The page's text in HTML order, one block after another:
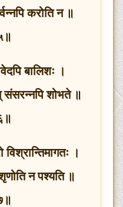
करोति न ॥
बालिशः ।
संसरन्नपि शोभते ॥
विश्रान्तिमागतः ।
न पश्यति ॥